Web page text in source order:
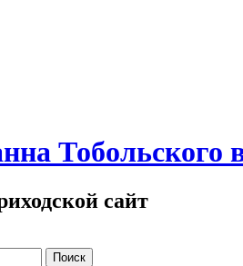
Тобольского
сайт